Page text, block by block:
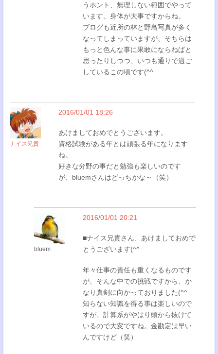
うホント、無理しない範囲でやって
います。身体が大事ですからね。
ブログも近所の林と野鳥写真が多く
なってしまっていますが、そちらは
もっと色んな事に果敢にならねばと
思ったりしつつ、いつも通りで過ご
しているこの頃です(^^
ナイス兄貴
2016/01/01 18:26
あけましておめでとうございます。
資格試験がある年とは頑張る年になります
ね。
好きな分野の事だと勉強も楽しいのです
が、bluemさんはどっちかな～（笑）
bluem
2016/01/01 20:21
■ナイス兄貴さん、あけましておめで
とうございます(^^
年々仕事の責任も重くなるものです
が、そんな中での挑戦ですから、か
なり真剣に向かっておりました(^^
知らない知識を得る事は楽しいので
すが、計算系がやはり頭から抜けて
いるので大変ですね。金勘定は早い
んですけど（笑）